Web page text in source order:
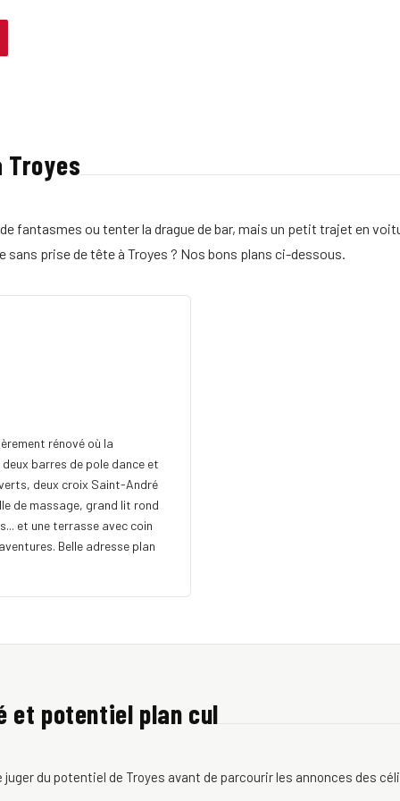
Troyes
fantasmes ou tenter la drague de bar, mais un petit trajet en
sans prise de tête à Troyes ? Nos bons plans ci-dessous.
rénové où la
barres de pole dance et
deux croix Saint-André
de massage, grand lit rond
et une terrasse avec coin
Belle adresse plan
potentiel plan cul
du potentiel de Troyes avant de parcourir les annonces des